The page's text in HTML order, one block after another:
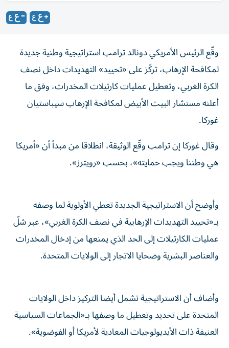
وقّع الرئيس الأمريكي دونالد ترامب استراتيجية وطنية جديدة
لمكافحة الإرهاب، تركّز على «تحييد» التهديدات داخل نصف
الكرة الغربي، وتعطيل عمليات كارتيلات المخدرات، وفق ما
أعلنه مستشار البيت الأبيض لمكافحة الإرهاب سيباستيان
غوركا.
وقال غوركا إن ترامب وقّع الوثيقة، انطلاقا من مبدأ أن «أمريكا
هي وطننا ويجب حمايته»، بحسب «رويترز».
وأوضح أن الاستراتيجية الجديدة تعطي الأولوية لما وصفه
بـ«تحييد التهديدات الإرهابية في نصف الكرة الغربي»، عبر شلّ
عمليات الكارتيلات إلى الحد الذي يمنعها من إدخال المخدرات
والعناصر البشرية وضحايا الاتجار إلى الولايات المتحدة.
وأضاف أن الاستراتيجية تشمل أيضا التركيز داخل الولايات
المتحدة على تحديد وتعطيل ما وصفها بـ«الجماعات السياسية
العنيفة ذات الأيديولوجيات المعادية لأمريكا أو الفوضوية».